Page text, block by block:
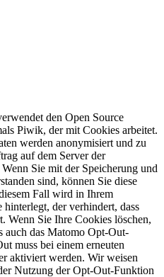
den Open Source
Piwik, der mit Cookies arbeitet.
werden anonymisiert und zu
auf dem Server der
Sie mit der Speicherung und
sind, können Sie diese
Fall wird in Ihrem
der verhindert, dass
Wenn Sie Ihre Cookies löschen,
auch das Matomo Opt-Out-
muss bei einem erneuten
aktiviert werden. Wir weisen
Nutzung der Opt-Out-Funktion